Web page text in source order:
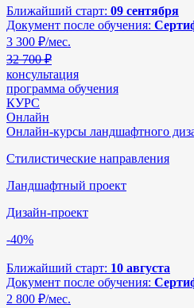
Ближайший старт: 09 сентября
Документ после обучения:
3 300 ₽/мес.
32 700 ₽
консультация
программа обучения
КУРС
Онлайн
Онлайн-курсы ландшафтного
Стилистические направления
Ландшафтный проект
Дизайн-проект
-40%
Ближайший старт: 10 августа
Документ после обучения:
2 800 ₽/мес.